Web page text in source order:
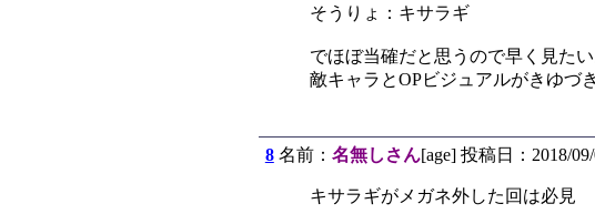
そうりょ：キサラギ
でほぼ当確だと思うので早く見たい
敵キャラとOPビジュアルがきゆづ
8名前： 名無しさん[age] 投稿日：2018/09/
キサラギがメガネ外した回は必見